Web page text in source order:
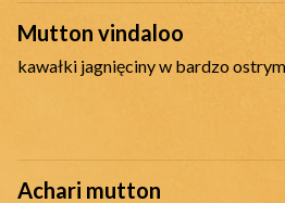
Mutton vindaloo
kawałki jagnięciny w bardzo
Achari mutton